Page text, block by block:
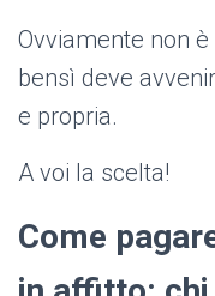
Ovviamente non
bensì deve
e propria.
A voi la scelta!
Come